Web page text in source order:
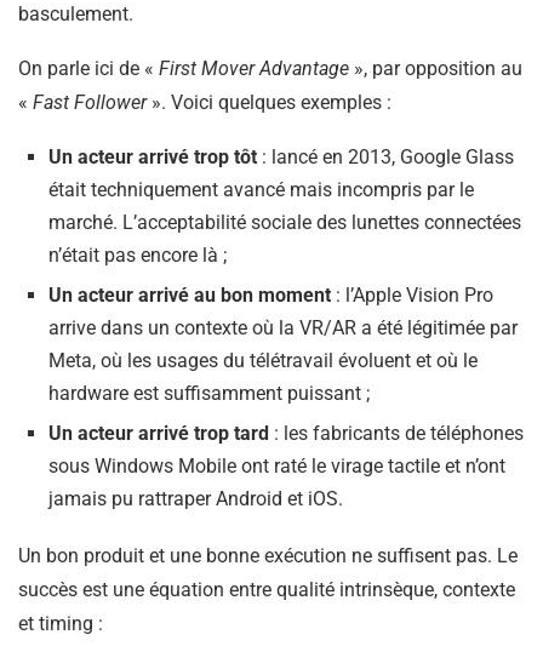
basculement.
On parle ici de « First Mover Advantage », par opposition au
« Fast Follower». Voici quelques exemples :
Un acteur arrivé trop tôt : lancé en 2013, Google Glass
était techniquement avancé mais incompris par le
marché. L’acceptabilité sociale des lunettes connectées
n’était pas encore là ;
Un acteur arrivé au bon moment : l’Apple Vision Pro
arrive dans un contexte où la VR/AR a été légitimée par
Meta, où les usages du télétravail évoluent et où le
hardware est suffisamment puissant ;
Un acteur arrivé trop tard : les fabricants de téléphones
sous Windows Mobile ont raté le virage tactile et n’ont
jamais pu rattraper Android et iOS.
Un bon produit et une bonne exécution ne suffisent pas. Le
succès est une équation entre qualité intrinsèque, contexte
et timing :